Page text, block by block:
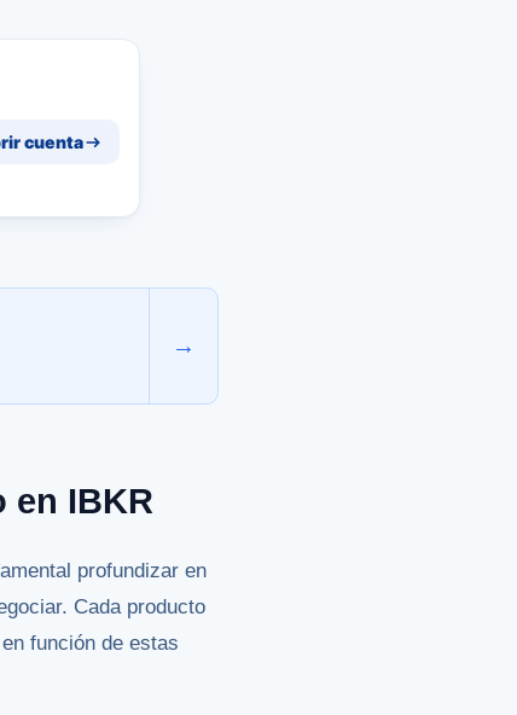
cuenta
→
en IBKR
profundizar en
Cada producto
función de estas